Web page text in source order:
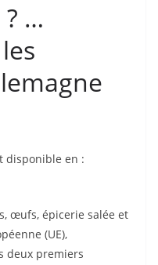
…
disponible en :
œufs, épicerie salée et
(UE),
deux premiers